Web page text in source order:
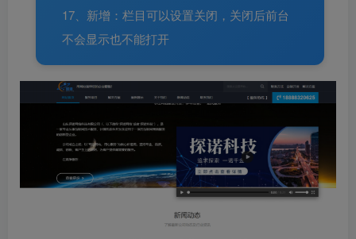
17、新增：栏目可以设置关闭，关闭后前台
不会显示也不能打开